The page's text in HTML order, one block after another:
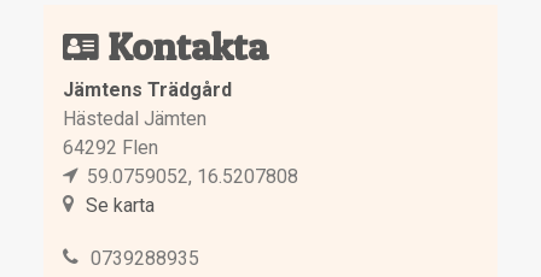
Kontakta
Jämtens Trädgård
Hästedal Jämten
64292 Flen
59.0759052, 16.5207808
Se karta
0739288935